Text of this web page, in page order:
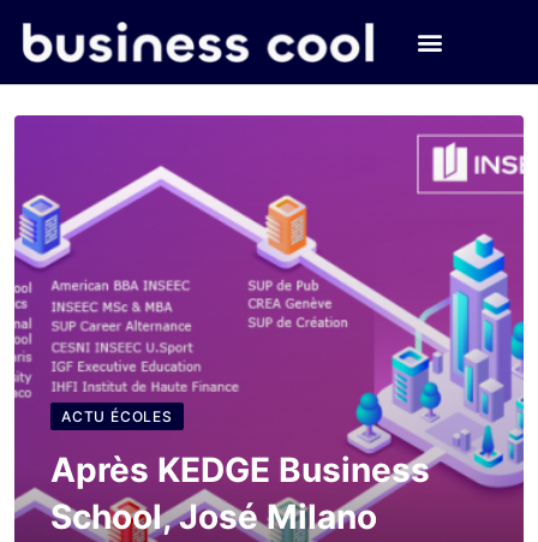
ACTU ÉCOLES
Après KEDGE Business
School, José Milano